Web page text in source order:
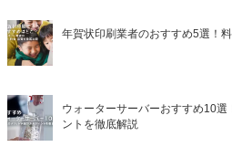
年賀状印刷業者のおすすめ5選！
ウォーターサーバーおすすめ10
ントを徹底解説